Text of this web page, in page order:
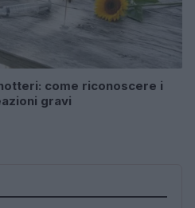
come riconoscere i
gravi